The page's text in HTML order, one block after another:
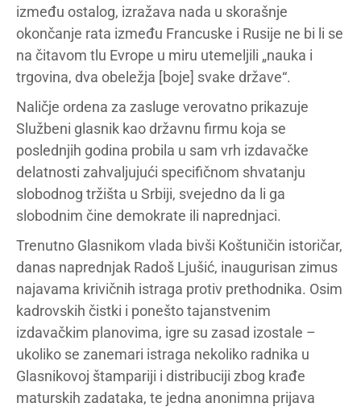
između ostalog, izražava nada u skorašnje
okončanje rata između Francuske i Rusije ne bi li se
na čitavom tlu Evrope u miru utemeljili „nauka i
trgovina, dva obeležja [boje] svake države“.
Naličje ordena za zasluge verovatno prikazuje
Službeni glasnik kao državnu firmu koja se
poslednjih godina probila u sam vrh izdavačke
delatnosti zahvaljujući specifičnom shvatanju
slobodnog tržišta u Srbiji, svejedno da li ga
slobodnim čine demokrate ili naprednjaci.
Trenutno Glasnikom vlada bivši Koštuničin istoričar,
danas naprednjak Radoš Ljušić, inaugurisan zimus
najavama krivičnih istraga protiv prethodnika. Osim
kadrovskih čistki i ponešto tajanstvenim
izdavačkim planovima, igre su zasad izostale –
ukoliko se zanemari istraga nekoliko radnika u
Glasnikovoj štampariji i distribuciji zbog krađe
maturskih zadataka, te jedna anonimna prijava